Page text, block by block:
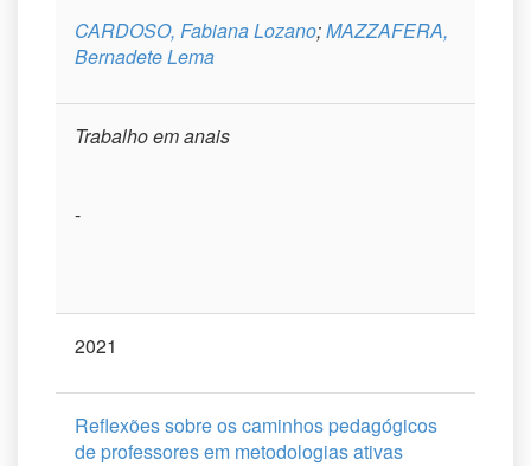
CARDOSO, Fabiana Lozano;MAZZAFERA,
Bernadete Lema
Trabalho em anais
-
2021
Reflexões sobre os caminhos pedagógicos
de professores em metodologias ativas